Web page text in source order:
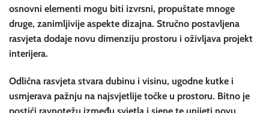
osnovni elementi mogu biti izvrsni, propuštate mnoge
druge, zanimljivije aspekte dizajna. Stručno postavljena
rasvjeta dodaje novu dimenziju prostoru i oživljava projekt
interijera.
Odlična rasvjeta stvara dubinu i visinu, ugodne kutke i
usmjerava pažnju na najsvjetlije točke u prostoru. Bitno je